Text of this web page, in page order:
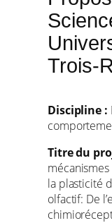
Trois-
Discipline :
Titre du
la plasticité
olfactif: De